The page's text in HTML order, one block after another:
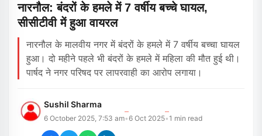
नारनौल: बंदरों के हमले में 7 वर्षीय बच्चे घायल,
सीसीटीवी में हुआ वायरल
नारनौल के मालवीय नगर में बंदरों के हमले में 7 वर्षीय बच्चा घायल
हुआ। दो महीने पहले भी बंदरों के हमले में महिला की मौत हुई थी।
पार्षद ने नगर परिषद पर लापरवाही का आरोप लगाया।
Sushil Sharma
6 October 2025, 7:53 am•6 Oct 2025•1 min read